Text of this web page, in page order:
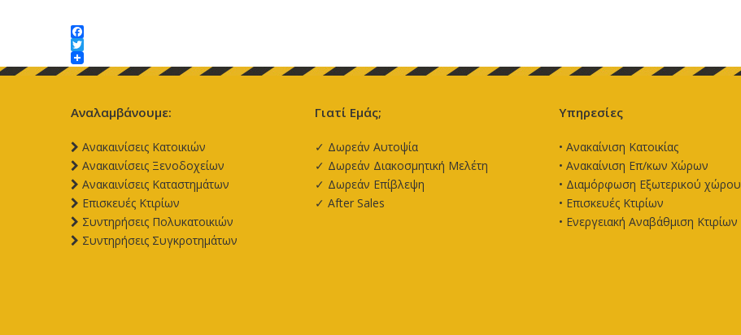
Facebook
Twitter
Αναλαμβάνουμε:
Aνακαινίσεις Κατοικιών
Aνακαινίσεις Ξενοδοχείων
Aνακαινίσεις Καταστημάτων
Επισκευές Κτιρίων
Συντηρήσεις Πολυκατοικιών
Συντηρήσεις Συγκροτημάτων
Γιατί Εμάς;
✓ Δωρεάν Αυτοψία
✓ Δωρεάν Διακοσμητική Μελέτη
✓ Δωρεάν Επίβλεψη
✓ After Sales
Υπηρεσίες
• Ανακαίνιση Κατοικίας
• Ανακαίνιση Επ/κων Χώρων
• Διαμόρφωση Εξωτερικού χώρου
• Επισκευές Κτιρίων
• Ενεργειακή Αναβάθμιση Κτιρίων